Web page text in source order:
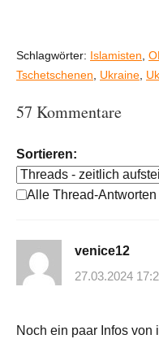
Schlagwörter: Islamisten
Tschetschenen
Ukraine
57 Kommentare
Sortieren:
Alle Thread-
venice12
27.03.2024
Noch ein paar Infos von